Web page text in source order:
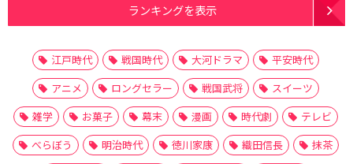
ランキングを表示
江戸時代 戦国時代 大河ドラマ
平安時代
アニメ
ロングセラー 戦国武将
スイーツ
雑学
お菓子 幕末 漫画 時代劇
テレビ
べらぼう
明治時代 徳川家康 織田信長
抹茶